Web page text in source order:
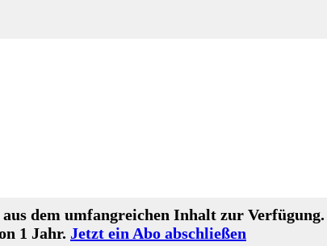
dem umfangreichen Inhalt zur
1 Jahr. Jetzt ein Abo abschließen